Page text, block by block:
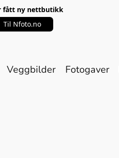
fått ny nettbutikk
Til Nfoto.no
Veggbilder Fotogaver